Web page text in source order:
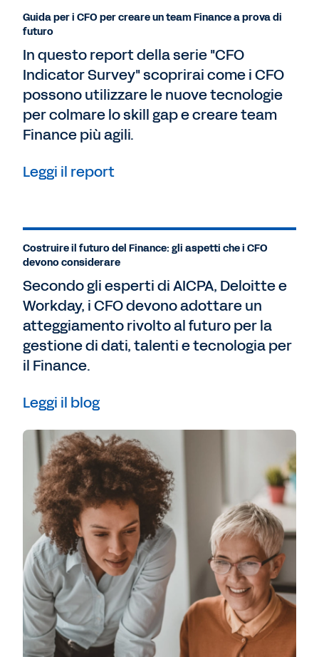
Guida per i CFO per creare un team Finance a prova di
futuro
In questo report della serie "CFO
Indicator Survey" scoprirai come i CFO
possono utilizzare le nuove tecnologie
per colmare lo skill gap e creare team
Finance più agili.
Leggi il report
Costruire il futuro del Finance: gli aspetti che i CFO
devono considerare
Secondo gli esperti di AICPA, Deloitte e
Workday, i CFO devono adottare un
atteggiamento rivolto al futuro per la
gestione di dati, talenti e tecnologia per
il Finance.
Leggi il blog